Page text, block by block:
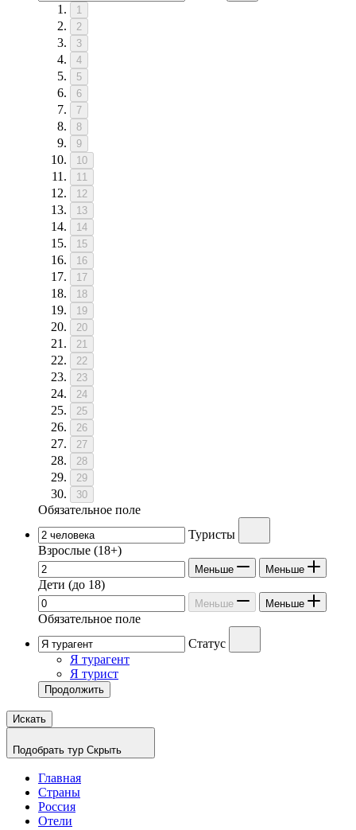
1
2
3
4
5
6
7
8
9
10
11
12
13
14
15
16
17
18
19
20
21
22
23
24
25
26
27
28
29
30
Обязательное поле
Туристы
Взрослые (18+)
Меньше Меньше
Дети (до 18)
Меньше Меньше
Обязательное поле
Статус
Я турагент
Я турист
Продолжить
Искать
Подобрать тур Скрыть
Главная
Страны
Россия
Отели